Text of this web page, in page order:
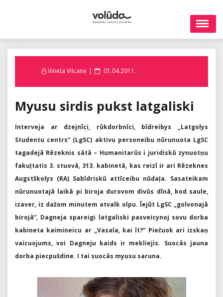
Vineta Vilcane
Posted
01.04.2011.
Myusu sirdis pukst latgaliski
Interveja ar dzejnīci, rūkdorbnīci, bīdreibys „Latgolys
Studentu centrs” (LgSC) aktivu personeibu nūrunuota LgSC
tagadejā Rēzeknis sātā – Humanitarūs i juridiskū zynuotņu
fakuļtatis 3. stuovā, 313. kabinetā, kas reizī ir ari Rēzeknes
Augstškolys (RA) Sabīdriskū attīceibu nūdaļa. Sasateikam
nūrunuotajā laikā pi biroja durovom divūs dīnā, kod saule,
izaver, iz dažom minutem atvalk olpu. Īejūt LgSC „golvonajā
birojā”, Dagneja spareigi latgaliski pasveicynoj sovu dorba
kabineta kaimineicu ar „Vasala, kai īt?” Piečuok ari izskaņ
vaicuojums, voi Dagneju kaids ir mekliejis. Suocās jauna
dorba piecpušdine. I tai suocās myusu saruna.